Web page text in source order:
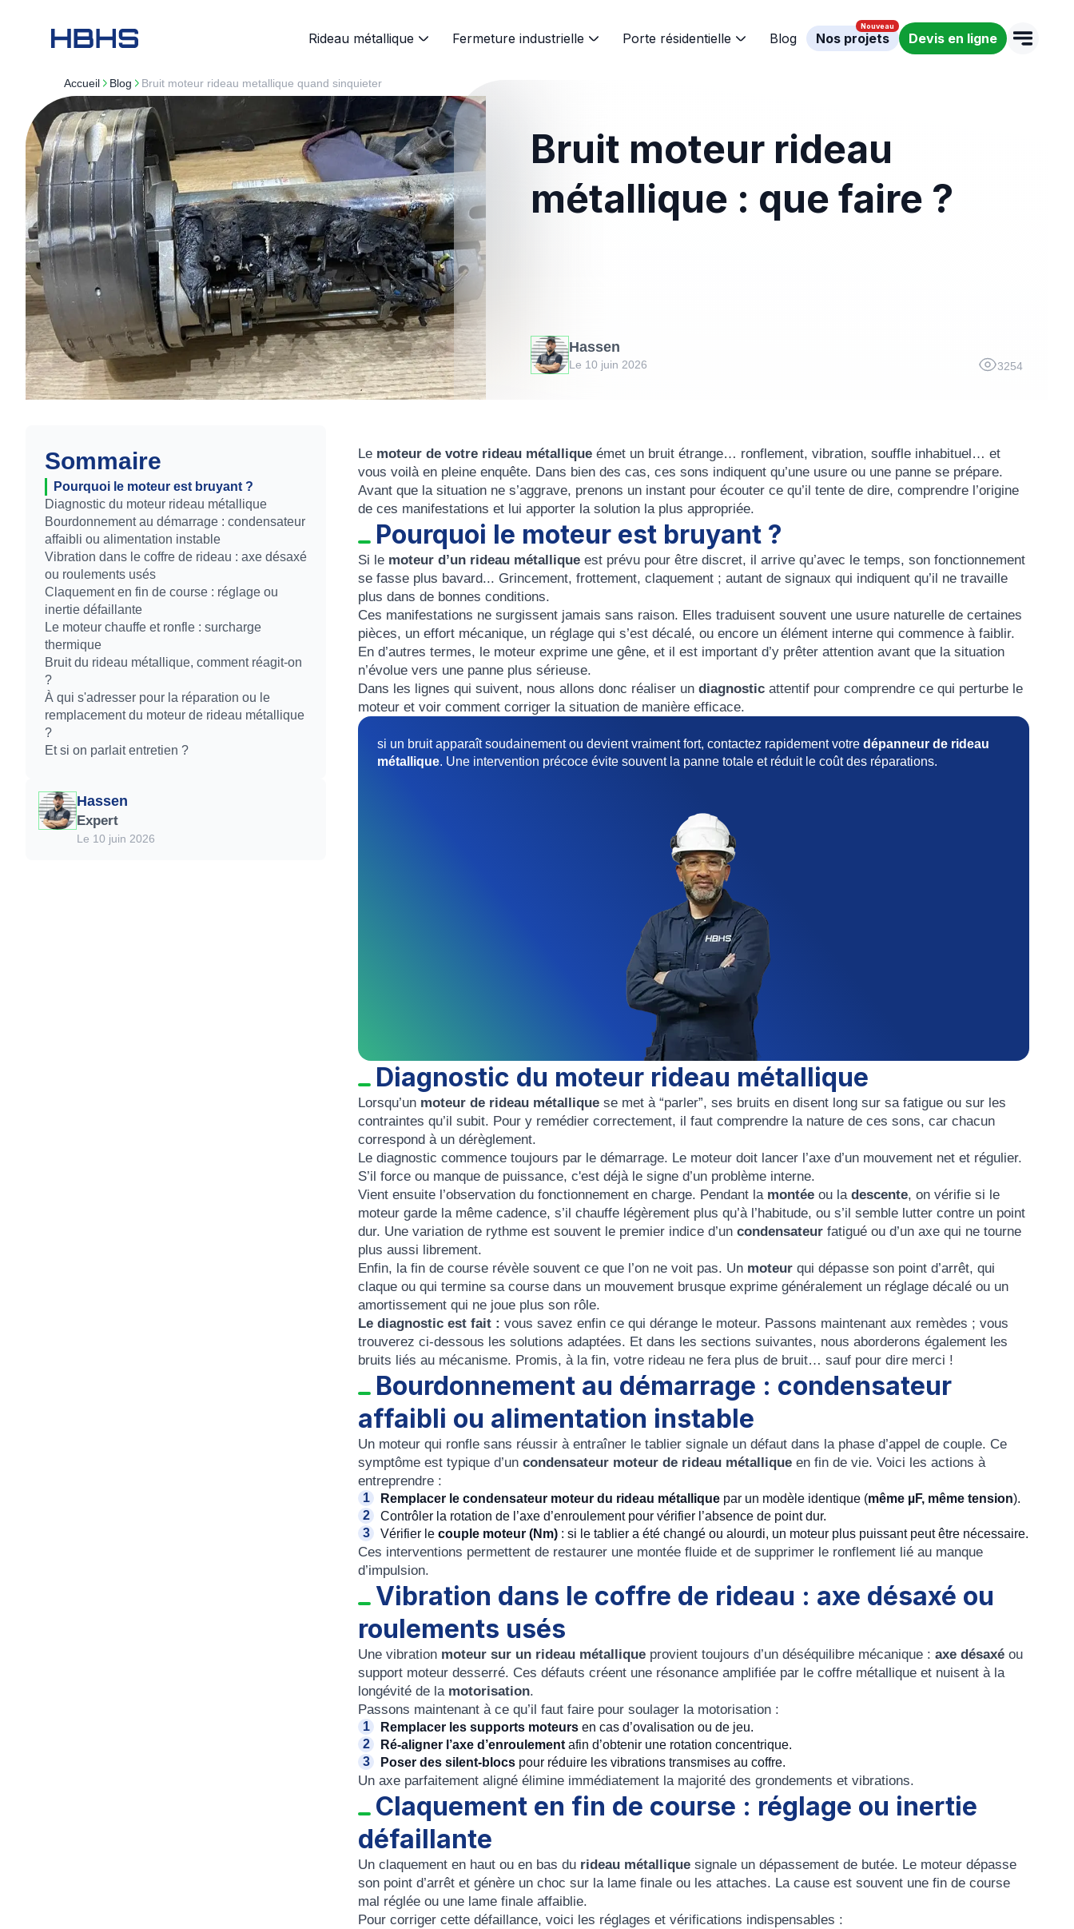
Rideau métallique Fermeture industrielle Porte résidentielle Blog Nos projets Devis en ligne
Accueil blog Bruit moteur rideau metallique quand sinquieter
Bruit moteur rideau
métallique : que faire ?
Hassen
Le 10 juin 2026 3254
Sommaire
Pourquoi le moteur est bruyant ?
Diagnostic du moteur rideau métallique
Bourdonnement au démarrage : condensateur
affaibli ou alimentation instable
Vibration dans le coffre de rideau : axe désaxé
ou roulements usés
Claquement en fin de course : réglage ou
inertie défaillante
Le moteur chauffe et ronfle : surcharge
thermique
Bruit du rideau métallique, comment réagit-on
?
À qui s'adresser pour la réparation ou le
remplacement du moteur de rideau métallique
?
Et si on parlait entretien ?
Hassen
Expert
Le 10 juin 2026
Le moteur de votre rideau métallique émet un bruit étrange… ronflement, vibration, souffle inhabituel… et
vous voilà en pleine enquête. Dans bien des cas, ces sons indiquent qu’une usure ou une panne se prépare.
Avant que la situation ne s’aggrave, prenons un instant pour écouter ce qu’il tente de dire, comprendre l’origine
de ces manifestations et lui apporter la solution la plus appropriée.
Pourquoi le moteur est bruyant ?
Si le moteur d’un rideau métallique est prévu pour être discret, il arrive qu’avec le temps, son fonctionnement
se fasse plus bavard... Grincement, frottement, claquement ; autant de signaux qui indiquent qu’il ne travaille
plus dans de bonnes conditions.
Ces manifestations ne surgissent jamais sans raison. Elles traduisent souvent une usure naturelle de certaines
pièces, un effort mécanique, un réglage qui s’est décalé, ou encore un élément interne qui commence à faiblir.
En d’autres termes, le moteur exprime une gêne, et il est important d’y prêter attention avant que la situation
n’évolue vers une panne plus sérieuse.
Dans les lignes qui suivent, nous allons donc réaliser un diagnostic attentif pour comprendre ce qui perturbe le
moteur et voir comment corriger la situation de manière efficace.
si un bruit apparaît soudainement ou devient vraiment fort, contactez rapidement votre dépanneur de rideau
métallique. Une intervention précoce évite souvent la panne totale et réduit le coût des réparations.
Diagnostic du moteur rideau métallique
Lorsqu’un moteur de rideau métallique se met à “parler”, ses bruits en disent long sur sa fatigue ou sur les
contraintes qu’il subit. Pour y remédier correctement, il faut comprendre la nature de ces sons, car chacun
correspond à un dérèglement.
Le diagnostic commence toujours par le démarrage. Le moteur doit lancer l’axe d’un mouvement net et régulier.
S’il force ou manque de puissance, c'est déjà le signe d’un problème interne.
Vient ensuite l’observation du fonctionnement en charge. Pendant lamontée ou la descente, on vérifie si le
moteur garde la même cadence, s’il chauffe légèrement plus qu’à l’habitude, ou s’il semble lutter contre un point
dur. Une variation de rythme est souvent le premier indice d’un condensateur fatigué ou d’un axe qui ne tourne
plus aussi librement.
Enfin, la fin de course révèle souvent ce que l’on ne voit pas. Un moteur qui dépasse son point d’arrêt, qui
claque ou qui termine sa course dans un mouvement brusque exprime généralement un réglage décalé ou un
amortissement qui ne joue plus son rôle.
Le diagnostic est fait : vous savez enfin ce qui dérange le moteur. Passons maintenant aux remèdes ; vous
trouverez ci-dessous les solutions adaptées. Et dans les sections suivantes, nous aborderons également les
bruits liés au mécanisme. Promis, à la fin, votre rideau ne fera plus de bruit… sauf pour dire merci !
Bourdonnement au démarrage : condensateur
affaibli ou alimentation instable
Un moteur qui ronfle sans réussir à entraîner le tablier signale un défaut dans la phase d’appel de couple. Ce
symptôme est typique d’un condensateur moteur de rideau métallique en fin de vie. Voici les actions à
entreprendre :
Remplacer le condensateur moteur du rideau métallique par un modèle identique (même µF, même tension).
Contrôler la rotation de l’axe d’enroulement pour vérifier l’absence de point dur.
Vérifier le couple moteur (Nm) : si le tablier a été changé ou alourdi, un moteur plus puissant peut être nécessaire.
Ces interventions permettent de restaurer une montée fluide et de supprimer le ronflement lié au manque
d’impulsion.
Vibration dans le coffre de rideau : axe désaxé ou
roulements usés
Une vibration moteur sur un rideau métallique provient toujours d’un déséquilibre mécanique : axe désaxé ou
support moteur desserré. Ces défauts créent une résonance amplifiée par le coffre métallique et nuisent à la
longévité de la motorisation.
Passons maintenant à ce qu’il faut faire pour soulager la motorisation :
Remplacer les supports moteurs en cas d’ovalisation ou de jeu.
Ré-aligner l’axe d’enroulement afin d’obtenir une rotation concentrique.
Poser des silent-blocs pour réduire les vibrations transmises au coffre.
Un axe parfaitement aligné élimine immédiatement la majorité des grondements et vibrations.
Claquement en fin de course : réglage ou inertie
défaillante
Un claquement en haut ou en bas du rideau métallique signale un dépassement de butée. Le moteur dépasse
son point d’arrêt et génère un choc sur la lame finale ou les attaches. La cause est souvent une fin de course
mal réglée ou une lame finale affaiblie.
Pour corriger cette défaillance, voici les réglages et vérifications indispensables :